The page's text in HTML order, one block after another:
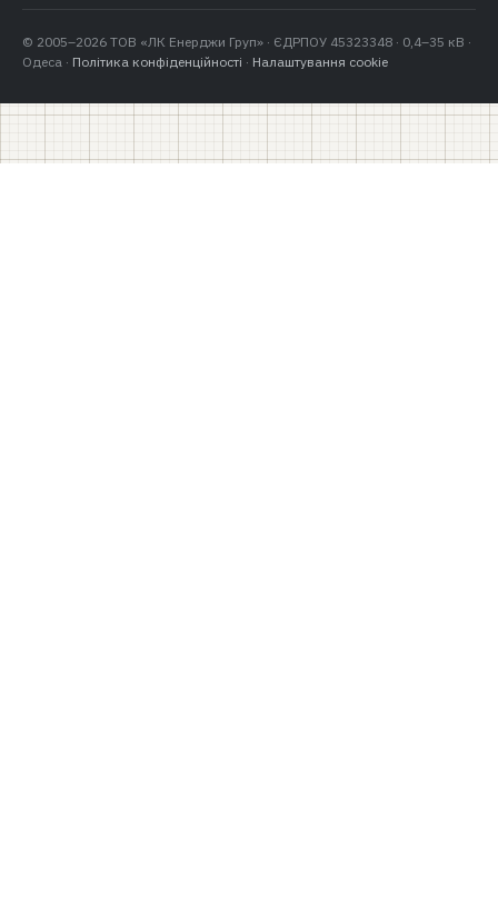
© 2005–2026 ТОВ «ЛК Енерджи Груп» · ЄДРПОУ 45323348 · 0,4–35 кВ ·
Одеса · Політика конфіденційності · Налаштування cookie